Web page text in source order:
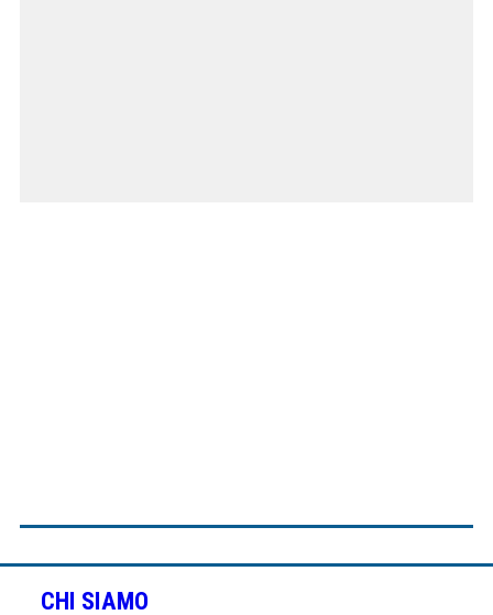
CHI SIAMO